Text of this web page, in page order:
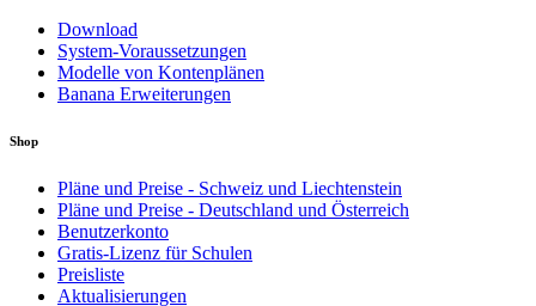
Download
System-Voraussetzungen
Modelle von Kontenplänen
Banana Erweiterungen
Shop
Pläne und Preise - Schweiz und Liechtenstein
Pläne und Preise - Deutschland und Österreich
Benutzerkonto
Gratis-Lizenz für Schulen
Preisliste
Aktualisierungen